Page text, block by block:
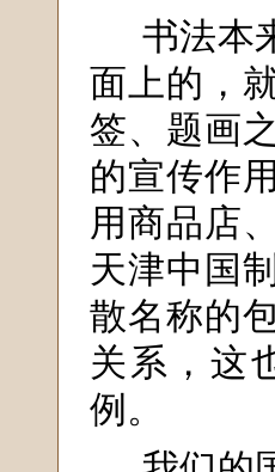
书法本
面上的，
签、题画
的宣传作
用商品店
天津中国
散名称的
关系，这
例。